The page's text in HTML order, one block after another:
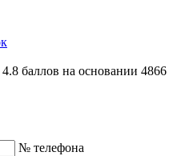
4.8 баллов на основании 4866
№ телефона